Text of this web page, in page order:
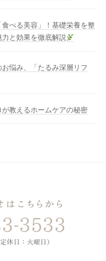
食べる美容」！基礎栄養を整
と効果を徹底解説
悩み、「たるみ深層リフ
教えるホームケアの秘密